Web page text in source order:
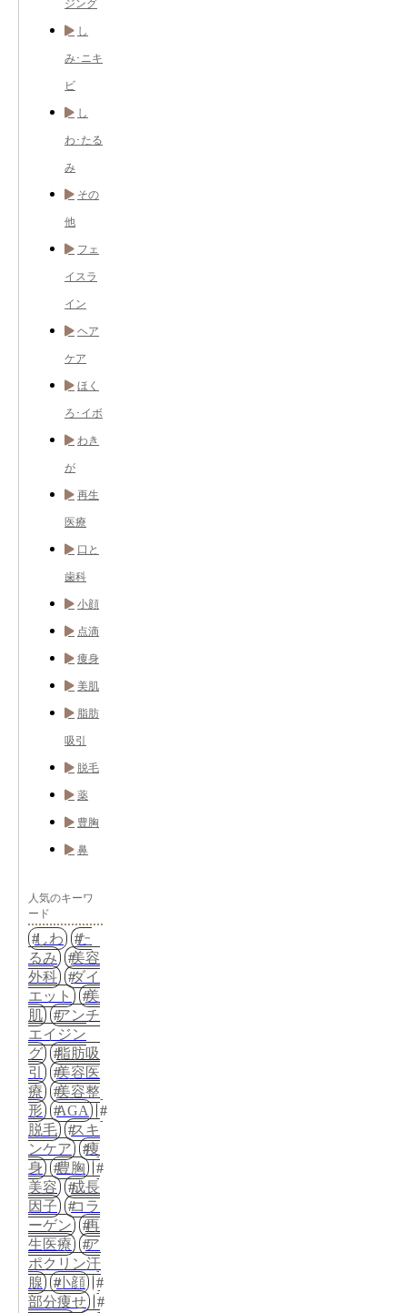
ジング
し
み･ニキ
ビ
し
わ･たる
み
その
他
フェ
イスラ
イン
ヘア
ケア
ほく
ろ･イボ
わき
が
再生
医療
口と
歯科
小顔
点滴
痩身
美肌
脂肪
吸引
脱毛
薬
豊胸
鼻
人気のキーワ
ード
しわ
た
るみ
美容
外科
ダイ
エット
美
肌
アンチ
エイジン
グ
脂肪吸
引
美容医
療
美容整
形
AGA
脱毛
スキ
ンケア
痩
身
豊胸
美容
成長
因子
コラ
ーゲン
再
生医療
ア
ポクリン汗
腺
小顔
部分痩せ